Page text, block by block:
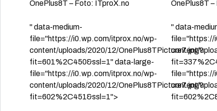
OnePlus8T – Foto: ITproX.no
" data-medium-
file="https://i0.wp.com/itprox.no/wp-
content/uploads/2020/12/OnePlus8TPicture7.jpg?
fit=601%2C450&ssl=1" data-large-
file="https://i0.wp.com/itprox.no/wp-
content/uploads/2020/12/OnePlus8TPicture7.jpg?
fit=602%2C451&ssl=1">
OnePlus8T
" data-
file="https://
content/
file="https://
content/